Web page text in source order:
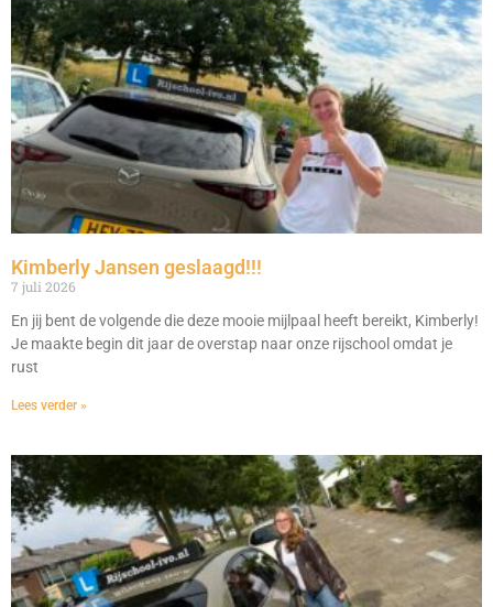
Kimberly Jansen geslaagd!!!
7 juli 2026
En jij bent de volgende die deze mooie mijlpaal heeft bereikt, Kimberly!
Je maakte begin dit jaar de overstap naar onze rijschool omdat je
rust
Lees verder »